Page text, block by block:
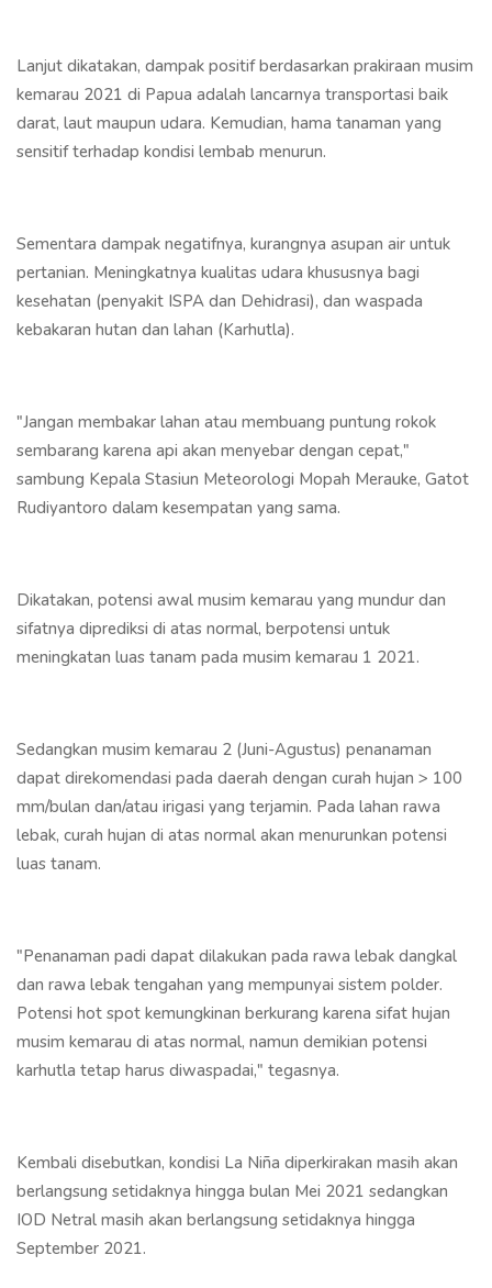
Lanjut dikatakan, dampak positif berdasarkan prakiraan musim
kemarau 2021 di Papua adalah lancarnya transportasi baik
darat, laut maupun udara. Kemudian, hama tanaman yang
sensitif terhadap kondisi lembab menurun.
Sementara dampak negatifnya, kurangnya asupan air untuk
pertanian. Meningkatnya kualitas udara khususnya bagi
kesehatan (penyakit ISPA dan Dehidrasi), dan waspada
kebakaran hutan dan lahan (Karhutla).
"Jangan membakar lahan atau membuang puntung rokok
sembarang karena api akan menyebar dengan cepat,"
sambung Kepala Stasiun Meteorologi Mopah Merauke, Gatot
Rudiyantoro dalam kesempatan yang sama.
Dikatakan, potensi awal musim kemarau yang mundur dan
sifatnya diprediksi di atas normal, berpotensi untuk
meningkatan luas tanam pada musim kemarau 1 2021.
Sedangkan musim kemarau 2 (Juni-Agustus) penanaman
dapat direkomendasi pada daerah dengan curah hujan > 100
mm/bulan dan/atau irigasi yang terjamin. Pada lahan rawa
lebak, curah hujan di atas normal akan menurunkan potensi
luas tanam.
"Penanaman padi dapat dilakukan pada rawa lebak dangkal
dan rawa lebak tengahan yang mempunyai sistem polder.
Potensi hot spot kemungkinan berkurang karena sifat hujan
musim kemarau di atas normal, namun demikian potensi
karhutla tetap harus diwaspadai," tegasnya.
Kembali disebutkan, kondisi La Niña diperkirakan masih akan
berlangsung setidaknya hingga bulan Mei 2021 sedangkan
IOD Netral masih akan berlangsung setidaknya hingga
September 2021.